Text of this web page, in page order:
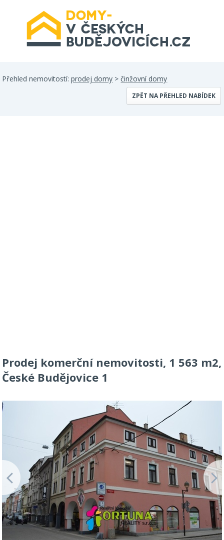
Přehled nemovitostí:prodej domy >činžovní domy
ZPĚT NA PŘEHLED NABÍDEK
Prodej komerční nemovitosti, 1 563 m2,
České Budějovice 1